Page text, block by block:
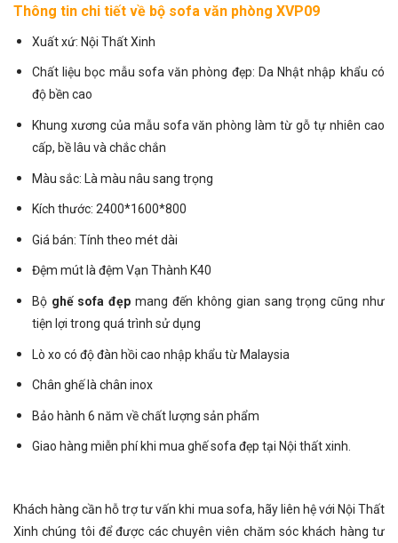
Thông tin chi tiết về bộ sofa văn phòng XVP09
Xuất xứ: Nội Thất Xinh
Chất liệu bọc mẫu sofa văn phòng đẹp: Da Nhật nhập khẩu có
độ bền cao
Khung xương của mẫu sofa văn phòng làm từ gỗ tự nhiên cao
cấp, bề lâu và chắc chắn
Màu sắc: Là màu nâu sang trọng
Kích thước: 2400*1600*800
Giá bán: Tính theo mét dài
Đệm mút là đệm Vạn Thành K40
Bộ ghế sofa đẹp mang đến không gian sang trọng cũng như
tiện lợi trong quá trình sử dụng
Lò xo có độ đàn hồi cao nhập khẩu từ Malaysia
Chân ghế là chân inox
Bảo hành 6 năm về chất lượng sản phẩm
Giao hàng miễn phí khi mua ghế sofa đẹp tại Nội thất xinh.
Khách hàng cần hỗ trợ tư vấn khi mua sofa, hãy liên hệ với Nội Thất
Xinh chúng tôi để được các chuyên viên chăm sóc khách hàng tư